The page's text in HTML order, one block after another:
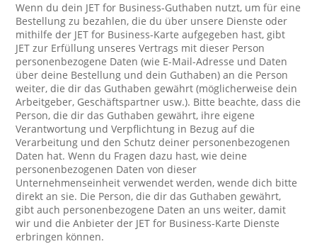
Wenn du dein JET for Business-Guthaben nutzt, um für eine
Bestellung zu bezahlen, die du über unsere Dienste oder
mithilfe der JET for Business-Karte aufgegeben hast, gibt
JET zur Erfüllung unseres Vertrags mit dieser Person
personenbezogene Daten (wie E-Mail-Adresse und Daten
über deine Bestellung und dein Guthaben) an die Person
weiter, die dir das Guthaben gewährt (möglicherweise dein
Arbeitgeber, Geschäftspartner usw.). Bitte beachte, dass die
Person, die dir das Guthaben gewährt, ihre eigene
Verantwortung und Verpflichtung in Bezug auf die
Verarbeitung und den Schutz deiner personenbezogenen
Daten hat. Wenn du Fragen dazu hast, wie deine
personenbezogenen Daten von dieser
Unternehmenseinheit verwendet werden, wende dich bitte
direkt an sie. Die Person, die dir das Guthaben gewährt,
gibt auch personenbezogene Daten an uns weiter, damit
wir und die Anbieter der JET for Business-Karte Dienste
erbringen können.